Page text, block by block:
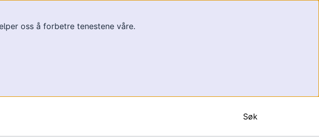
oss å forbetre tenestene våre.
Søk